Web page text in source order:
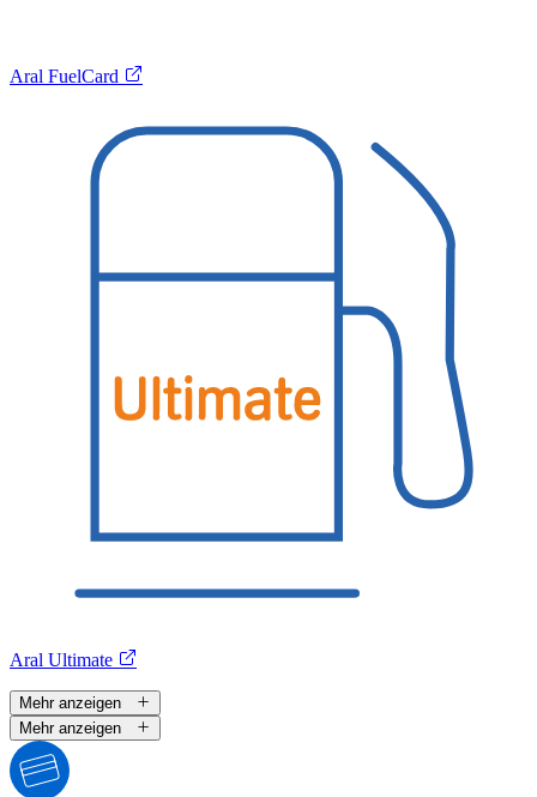
Aral FuelCard
Aral Ultimate
Mehr anzeigen
Mehr anzeigen